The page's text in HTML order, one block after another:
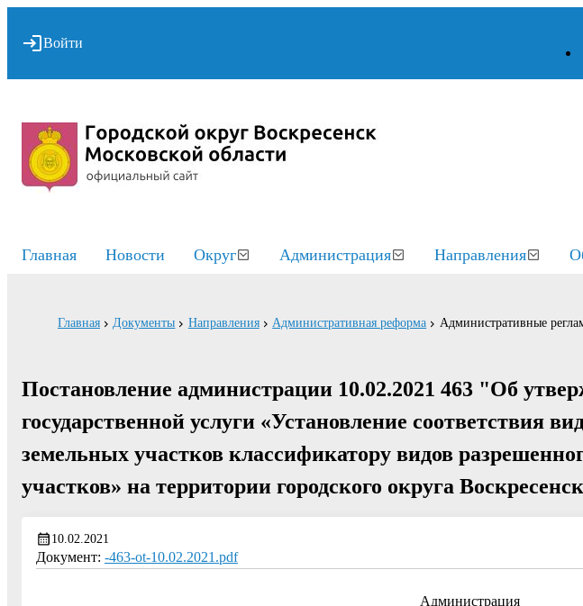
Войти
Главная Новости Округ Администрация Направления
Главная Документы Направления Административная реформа Административные
Постановление администрации 10.02.2021 463 "Об
государственной услуги «Установление соответствия
земельных участков классификатору видов
участков» на территории городского округа
10.02.2021
Документ: -463-ot-10.02.2021.pdf
Администрация